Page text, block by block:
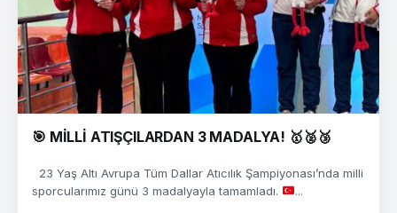
🎯 MİLLİ ATIŞÇILARDAN 3 MADALYA! 🥇🥈🥉
23 Yaş Altı Avrupa Tüm Dallar Atıcılık Şampiyonası’nda milli
sporcularımız günü 3 madalyayla tamamladı.
...